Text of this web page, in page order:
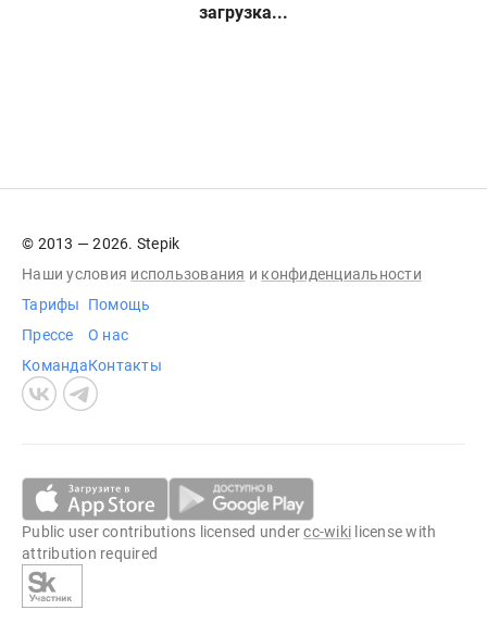
загрузка...
© 2013 — 2026. Stepik
Наши условия использования и конфиденциальности
Тарифы
Прессе
Команда
Помощь
О нас
Контакты
Public user contributions licensed undercc-wiki license with
attribution required